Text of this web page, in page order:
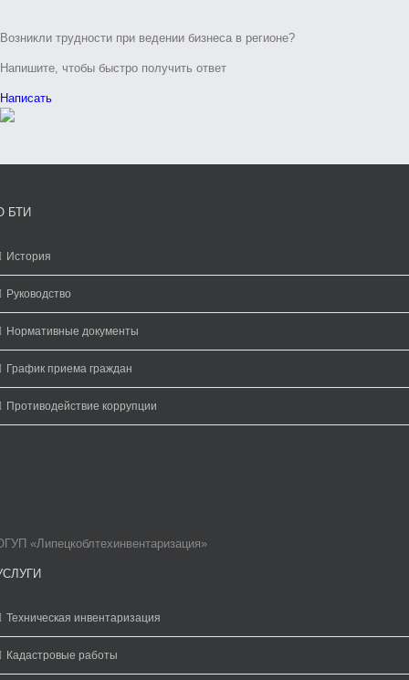
Возникли трудности при ведении бизнеса в регионе?
Напишите, чтобы быстро получить ответ
Написать
БТИ
История
Руководство
Нормативные документы
График приема граждан
Противодействие коррупции
«Липецкоблтехинвентаризация»
Техническая инвентаризация
Кадастровые работы